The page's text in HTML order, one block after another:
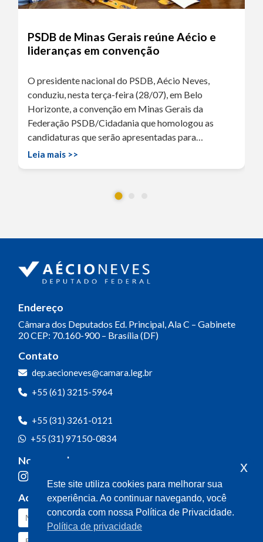
PSDB de Minas Gerais reúne Aécio e
lideranças em convenção
O presidente nacional do PSDB, Aécio Neves,
conduziu, nesta terça-feira (28/07), em Belo
Horizonte, a convenção em Minas Gerais da
Federação PSDB/Cidadania que homologou as
candidaturas que serão apresentadas para…
Leia mais >>
Endereço
Câmara dos Deputados Ed. Principal, Ala C – Gabinete
20CEP: 70.160-900 – Brasília (DF)
Contato
dep.aecioneves@camara.leg.br
+55 (61) 3215-5964
+55 (31) 3261-0121
+55 (31) 97150-0834
Nossas redes
Acompanhe o meu mandato
Este site utiliza cookies para melhorar sua
experiência. Ao continuar navegando, você
concorda com nossa Política de Privacidade.
Política de privacidade
x